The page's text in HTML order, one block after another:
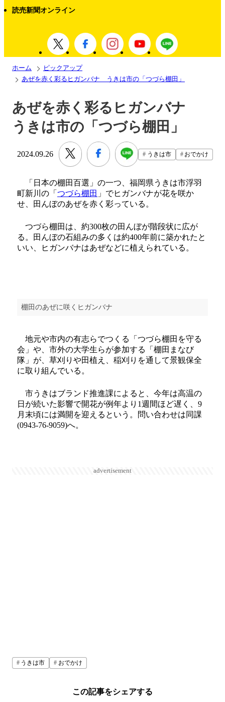
読売新聞オンライン
ホーム
ピックアップ
あぜを赤く彩るヒガンバナ うきは市の「つづら棚田」
あぜを赤く彩るヒガンバナ
うきは市の「つづら棚田」
2024.09.26 うきは市 おでかけ
「日本の棚田百選」の一つ、福岡県うきは市浮羽
町新川の「 つづら棚田 」でヒガンバナが花を咲か
せ、田んぼのあぜを赤く彩っている。
つづら棚田は、約300枚の田んぼが階段状に広が
る。田んぼの石組みの多くは約400年前に築かれたと
いい、ヒガンバナはあぜなどに植えられている。
棚田のあぜに咲くヒガンバナ
地元や市内の有志らでつくる「つづら棚田を守る
会」や、市外の大学生らが参加する「棚田まなび
隊」が、草刈りや田植え、稲刈りを通して景観保全
に取り組んでいる。
市うきはブランド推進課によると、今年は高温の
日が続いた影響で開花が例年より1週間ほど遅く、9
月末頃には満開を迎えるという。問い合わせは同課
(0943-76-9059)へ。
advertisement
うきは市 おでかけ
この記事をシェアする